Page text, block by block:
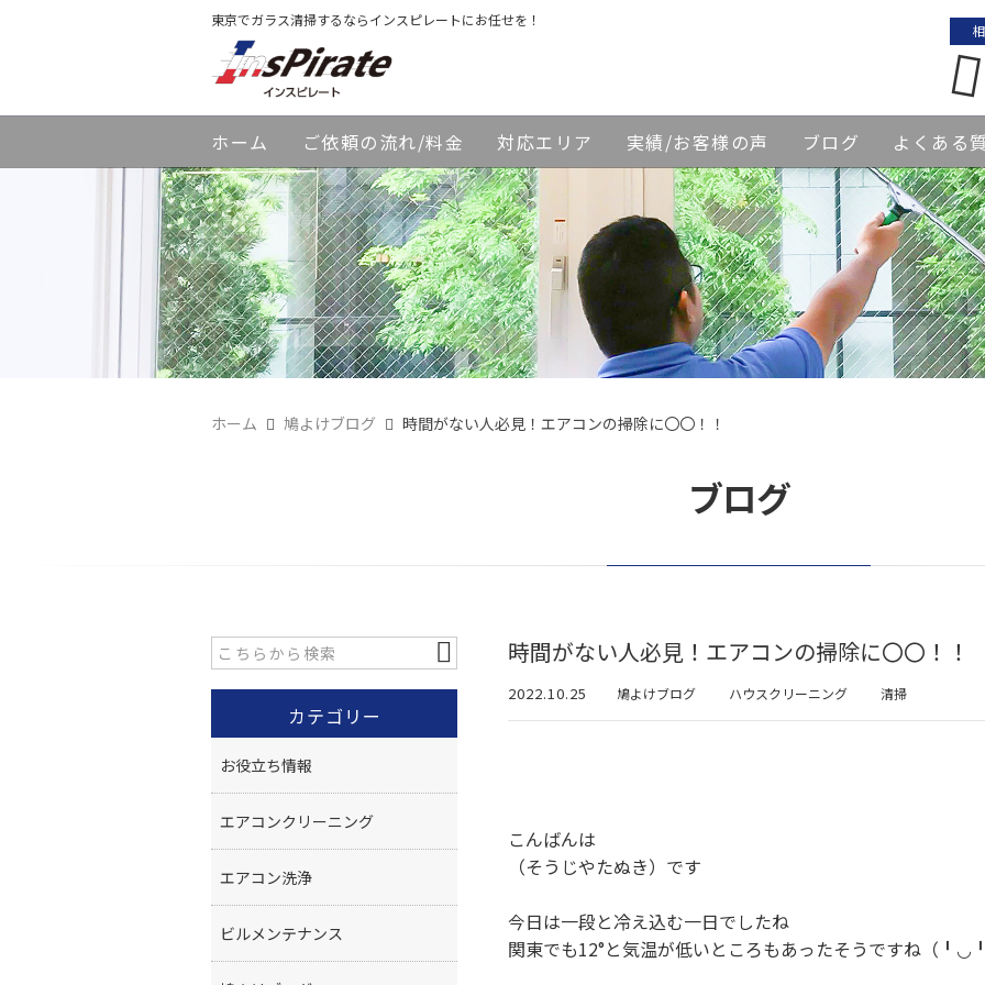
東京でガラス清掃するならインスピレートにお任せを！
ホーム ご依頼の流れ/料金 対応エリア 実績/お客様の声 ブログ よくある
ホーム 鳩よけブログ 時間がない人必見！エアコンの掃除に〇〇！！
ブログ
時間がない人必見！エアコンの掃除に〇〇！！
2022.10.25 鳩よけブログ ハウスクリーニング 清掃
こんばんは
（そうじやたぬき）です
今日は一段と冷え込む一日でしたね
関東でも12°と気温が低いところもあったそうですね（
カテゴリー
お役立ち情報
エアコンクリーニング
エアコン洗浄
ビルメンテナンス